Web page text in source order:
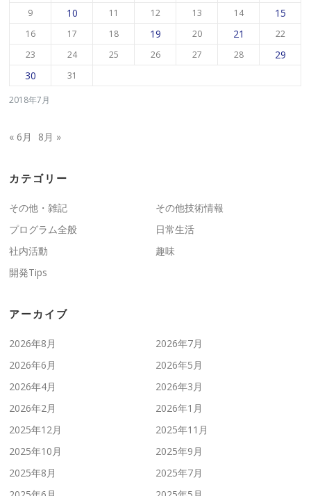
2018年7月
9
10 11 12 13 14 15
16 17 18 19 20 21
22
23
24 25 26 27 28
29
30
31
« 6月 8月 »
カテゴリー
その他・雑記
その他技術情報
プログラム全般
日常生活
社内活動
趣味
開発Tips
アーカイブ
2026年8月
2026年7月
2026年6月
2026年5月
2026年4月
2026年3月
2026年2月
2026年1月
2025年12月
2025年11月
2025年10月
2025年9月
2025年8月
2025年7月